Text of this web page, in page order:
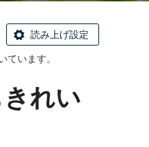
読み上げ設定
います。
れい